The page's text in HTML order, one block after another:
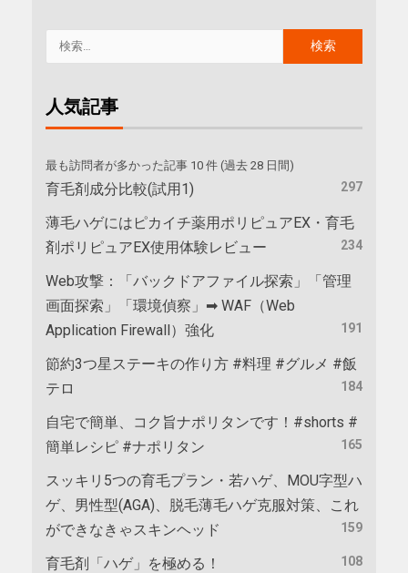
人気記事
最も訪問者が多かった記事 10 件 (過去 28 日間)
育毛剤成分比較(試用1) 297
薄毛ハゲにはピカイチ薬用ポリピュアEX・育毛
剤ポリピュアEX使用体験レビュー
234
Web攻撃：「バックドアファイル探索」「管理
画面探索」「環境偵察」➡ WAF（Web
Application Firewall）強化
191
節約3つ星ステーキの作り方 #料理 #グルメ #飯
テロ
184
自宅で簡単、コク旨ナポリタンです！#shorts #
簡単レシピ #ナポリタン
165
スッキリ5つの育毛プラン・若ハゲ、MOU字型ハ
ゲ、男性型(AGA)、脱毛薄毛ハゲ克服対策、これ
ができなきゃスキンヘッド
159
育毛剤「ハゲ」を極める！ 108